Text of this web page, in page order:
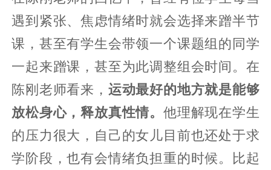
遇到紧张、焦虑情绪时就会选择来蹭半节
课，甚至有学生会带领一个课题组的同学
一起来蹭课，甚至为此调整组会时间。在
陈刚老师看来， 运动最好的地方就是能够
放松身心，释放真性情。他理解现在学生
的压力很大，自己的女儿目前也还处于求
学阶段，也有会情绪负担重的时候。比起